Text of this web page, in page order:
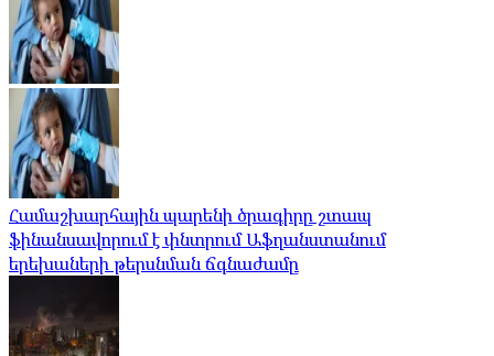
Համաշխարհային պարենի ծրագիրը շտապ
ֆինանսավորում է փնտրում Աֆղանստանում
երեխաների թերսնման ճգնաժամը